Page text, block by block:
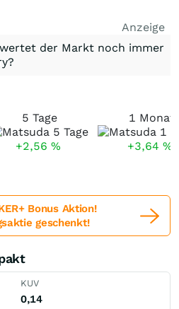
Anzeige
der Markt noch immer
5 Tage
+2,56 %
1 Monat
+3,64 %
Bonus Aktion!
geschenkt!
KUV
0,14